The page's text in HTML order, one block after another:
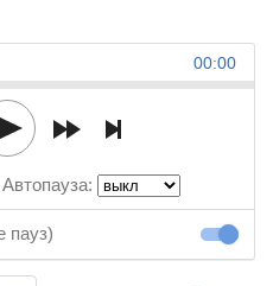
00:00
Автопауза:
пауз)